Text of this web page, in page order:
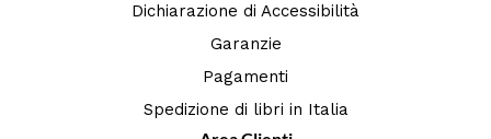
Dichiarazione di Accessibilità
Garanzie
Pagamenti
Spedizione di libri in Italia